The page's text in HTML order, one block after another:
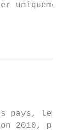
les
plus